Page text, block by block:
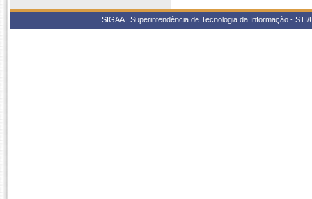
SIGAA | Superintendência de Tecnologia da Informação -